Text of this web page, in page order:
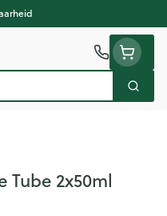
Zoek
Tube 2x50ml